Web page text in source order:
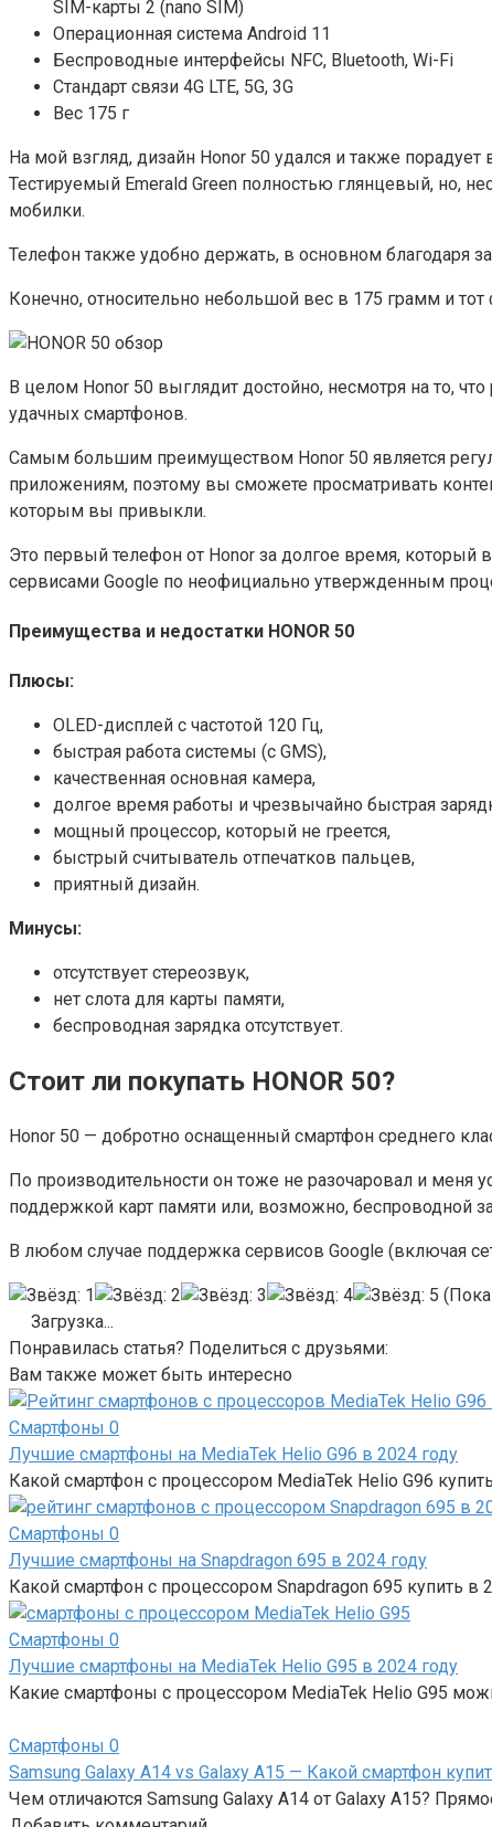
SIM-карты 2 (nano SIM)
Операционная система Android 11
Беспроводные интерфейсы NFC, Bluetooth, Wi-Fi
Стандарт связи 4G LTE, 5G, 3G
Вес 175 г
На мой взгляд, дизайн Honor 50 удался и также
Тестируемый Emerald Green полностью глянцевый, но,
мобилки.
Телефон также удобно держать, в основном благодаря
Конечно, относительно небольшой вес в 175 грамм и
В целом Honor 50 выглядит достойно, несмотря на то,
удачных смартфонов.
Самым большим преимуществом Honor 50 является
приложениям, поэтому вы сможете просматривать
которым вы привыкли.
Это первый телефон от Honor за долгое время, который
сервисами Google по неофициально утвержденным
Преимущества и недостатки HONOR 50
Плюсы:
OLED-дисплей с частотой 120 Гц,
быстрая работа системы (с GMS),
качественная основная камера,
долгое время работы и чрезвычайно быстрая
мощный процессор, который не греется,
быстрый считыватель отпечатков пальцев,
приятный дизайн.
Минусы:
отсутствует стереозвук,
нет слота для карты памяти,
беспроводная зарядка отсутствует.
Стоит ли покупать HONOR 50?
Honor 50 — добротно оснащенный смартфон среднего
По производительности он тоже не разочаровал и
поддержкой карт памяти или, возможно, беспроводной
В любом случае поддержка сервисов Google (включая
Загрузка...
Понравилась статья? Поделиться с друзьями:
Вам также может быть интересно
Смартфоны 0
Лучшие смартфоны на MediaTek Helio G96 в 2024 году
Какой смартфон с процессором MediaTek Helio G96
Смартфоны 0
Лучшие смартфоны на Snapdragon 695 в 2024 году
Какой смартфон с процессором Snapdragon 695 купить в
Смартфоны 0
Лучшие смартфоны на MediaTek Helio G95 в 2024 году
Какие смартфоны с процессором MediaTek Helio G95
Смартфоны 0
Samsung Galaxy A14 vs Galaxy A15 — Какой смартфон
Чем отличаются Samsung Galaxy A14 от Galaxy A15?